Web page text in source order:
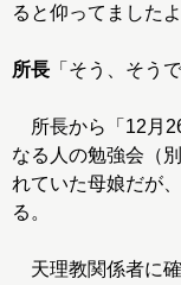
ると仰ってましたよ
所長 「そう、そうで
所長から「12月
なる人の勉強会（
れていた母娘だが
る。
天理教関係者に